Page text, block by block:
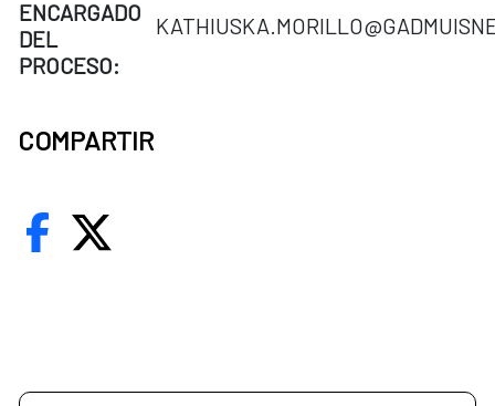
ENCARGADO
DEL
PROCESO:
COMPARTIR